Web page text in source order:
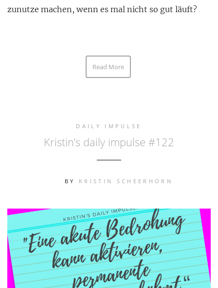
zunutze machen, wenn es mal nicht so gut läuft?
Read More
DAILY IMPULSE
Kristin’s daily impulse #122
BY KRISTIN SCHEERHORN